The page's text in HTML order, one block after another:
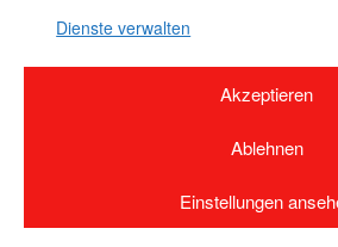
Dienste verwalten
Akzeptieren
Ablehnen
Einstellungen
Seitenübersicht
vorbehalten · Webdesign by
Datenschutz